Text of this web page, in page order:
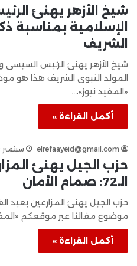
شيخ الأزهر يهنئ
الإسلامية بمناسبة
الشريف
شيخ الأزهر يهنئ الرئيس السيسى
المولد النبوى الشريف هذا هو
«المفيد نيوز»،…
أكمل القراءة »
elrefaayeid@gmail.com سبتمبر 9, 2024
حزب الجيل يهنئ
الـ72: صمام الأمان
موضوع مقالنا عبر موقعكم
أكمل القراءة »